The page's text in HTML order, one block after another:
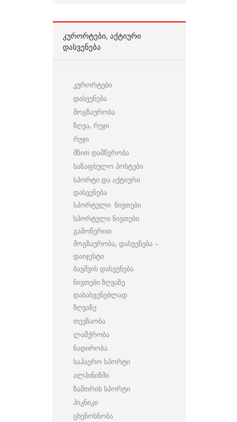
ᲙᲣᲠᲝᲠᲢᲔᲑᲘ, ᲐᲥᲢᲘᲣᲠᲘ
ᲓᲐᲡᲕᲔᲜᲔᲑᲐ
კურორტები
დასვენება
მოგზაურობა
ზღვა, რუჯი
რუჯი
მზით დამწვრობა
საზაფხულო პოსტები
სპორტი და აქტიური
დასვენება
სპორტული ნივთები
სპორტული ნივთები
გამოწერით
მოგზაურობა, დასვენება –
დაიჯესტი
ბავშვის დასვენება
ნივთები ზღვაზე
დასასვენებლად
ზღვაზე
თევზაობა
ლაშქრობა
ნადირობა
საჰაერო სპორტი
ალპინიზმი
ზამთრის სპორტი
პიკნიკი
ცხენოსნობა